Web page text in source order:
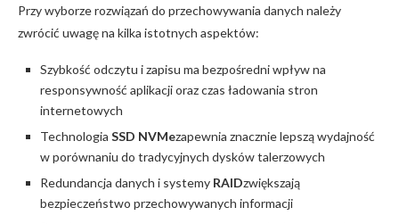
Przy wyborze rozwiązań do przechowywania danych należy
zwrócić uwagę na kilka istotnych aspektów:
Szybkość odczytu i zapisu ma bezpośredni wpływ na
responsywność aplikacji oraz czas ładowania stron
internetowych
Technologia SSD NVMezapewnia znacznie lepszą wydajność
w porównaniu do tradycyjnych dysków talerzowych
Redundancja danych i systemy RAIDzwiększają
bezpieczeństwo przechowywanych informacji